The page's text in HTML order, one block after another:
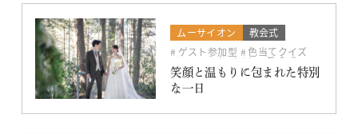
ムーサイオン
教会式
ドレス
ゲスト参加型 色当てクイズ
ファーストバイト 教会式
オリジナル アットホーム
笑顔と温もりに包まれた特別
な一日